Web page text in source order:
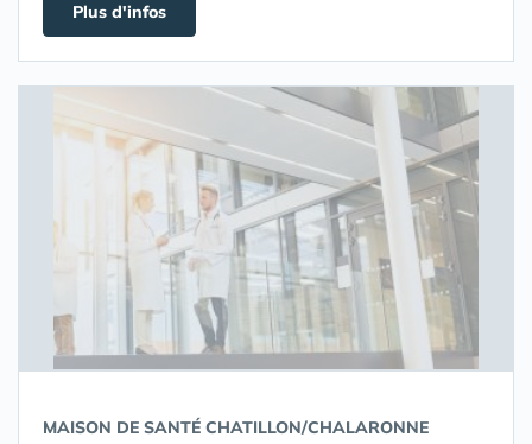
Plus d'infos
MAISON DE SANTÉ CHATILLON/CHALARONNE